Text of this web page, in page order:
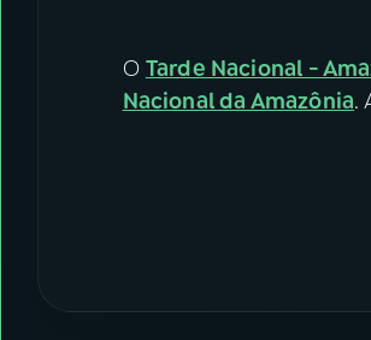
O Tarde Nacional -
Nacional da Amazônia.